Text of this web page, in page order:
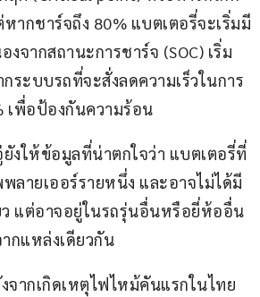
ากชาร์จถึง 80% แบตเตอรี่จะเริ่มมี
งจากสถานะการชาร์จ (SOC) เริ่ม
กระบบรถที่จะสั่งลดความเร็วในการ
เพื่อป้องกันความร้อน
งให้ข้อมูลที่น่าตกใจว่า แบตเตอรี่ที่
ายเออร์รายหนึ่ง และอาจไม่ได้มี
แต่อาจอยู่ในรถรุ่นอื่นหรือยี่ห้ออื่น
กแหล่งเดียวกัน
จากเกิดเหตุไฟไหม้คันแรกในไทย